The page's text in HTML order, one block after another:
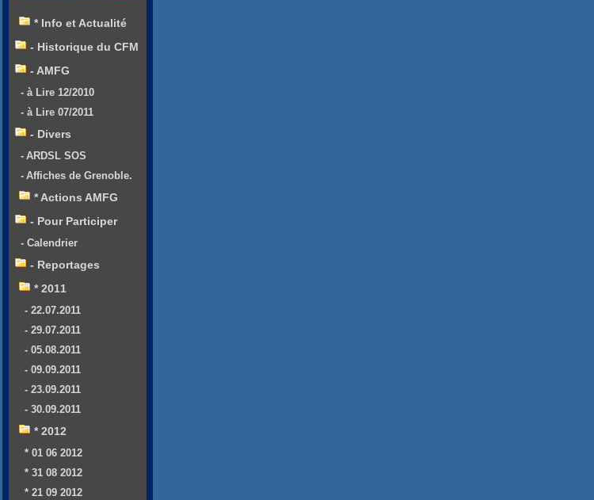
* Info et Actualité
- Historique du CFM
- AMFG
- à Lire 12/2010
- à Lire 07/2011
- Divers
- ARDSL SOS
- Affiches de Grenoble.
* Actions AMFG
- Pour Participer
- Calendrier
- Reportages
* 2011
- 22.07.2011
- 29.07.2011
- 05.08.2011
- 09.09.2011
- 23.09.2011
- 30.09.2011
* 2012
* 01 06 2012
* 31 08 2012
* 21 09 2012